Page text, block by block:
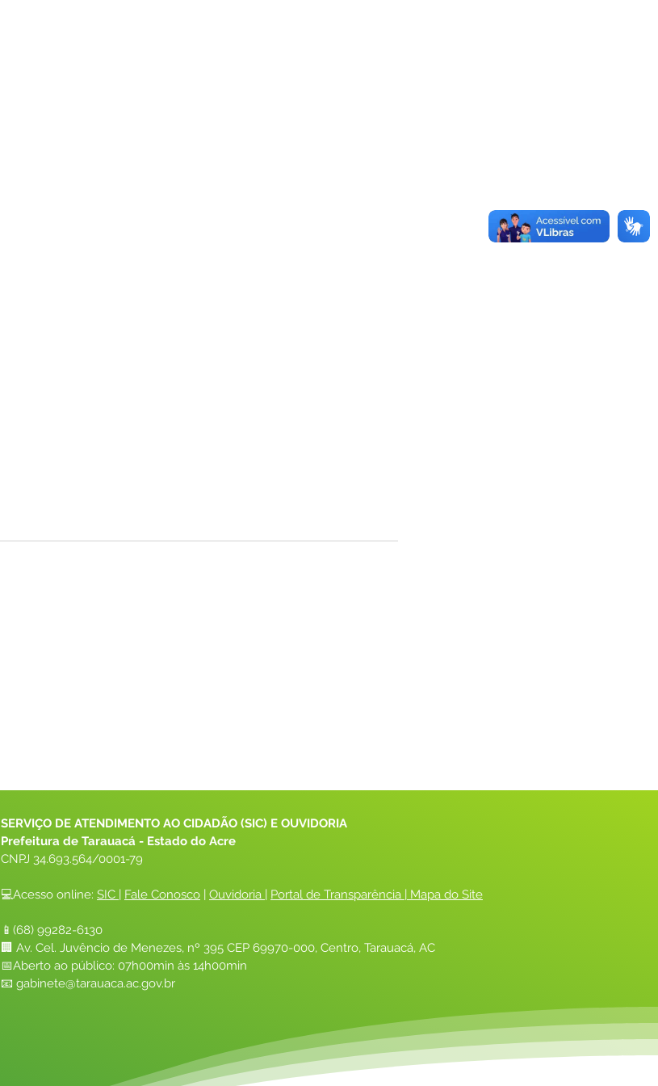
SERVIÇO DE ATENDIMENTO AO CIDADÃO (SIC) E OUVIDORIA
Prefeitura de Tarauacá - Estado do Acre
CNPJ 34.693.564/0001-79
💻Acesso online: SIC | Fale Conosco | Ouvidoria | Portal de Transparência | Mapa do Site
📱(68) 99282-6130
🏢 Av. Cel. Juvêncio de Menezes, nº 395 CEP 69970-000, Centro, Tarauacá, AC
📅Aberto ao público: 07h00min às 14h00min
📧 gabinete@tarauaca.ac.gov.br